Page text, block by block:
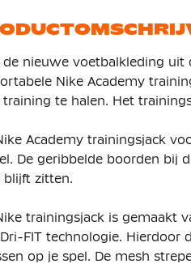
de nieuwe voetbalkleding uit
Nike Academy
training te halen. Het
Academy trainingsjack
De geribbelde boorden bij
blijft zitten.
trainingsjack is gemaakt
FIT technologie.
op je spel. De mesh